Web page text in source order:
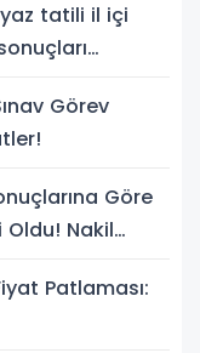
yaz tatili il içi
Görev
Göre
Oldu! Nakil
Patlaması: